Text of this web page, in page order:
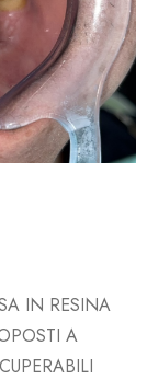
IN RESINA
A